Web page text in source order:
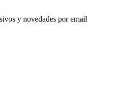
y novedades por email